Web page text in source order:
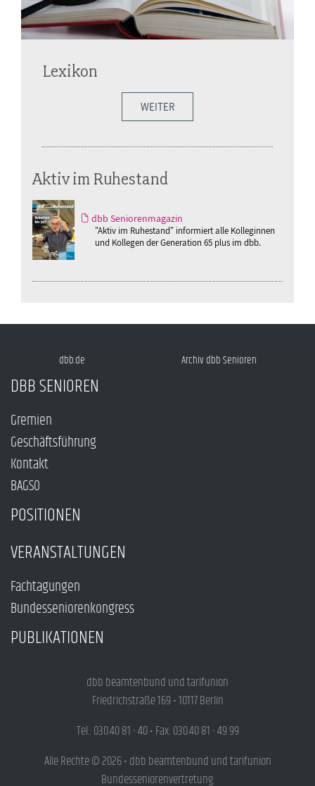
Lexikon
WEITER
Aktiv im Ruhestand
dbb Seniorenmagazin
"Aktiv im Ruhestand" informiert alle Kolleginnen
und Kollegen der Generation 65 plus im dbb.
dbb.de Archiv dbb Senioren
DBB SENIOREN
Gremien
Geschäftsführung
Kontakt
BAGSO
POSITIONEN
VERANSTALTUNGEN
Fachtagungen
Bundesseniorenkongress
PUBLIKATIONEN
dbb beamtenbund und tarifunion
Friedrichstraße 169 • 10117 Berlin
Tel.: 030.40 81 - 40 • Fax: 030.40 81 - 49 99
Alle Rechte © 2026 • dbb beamtenbund und tarifunion
Bundesseniorenvertretung